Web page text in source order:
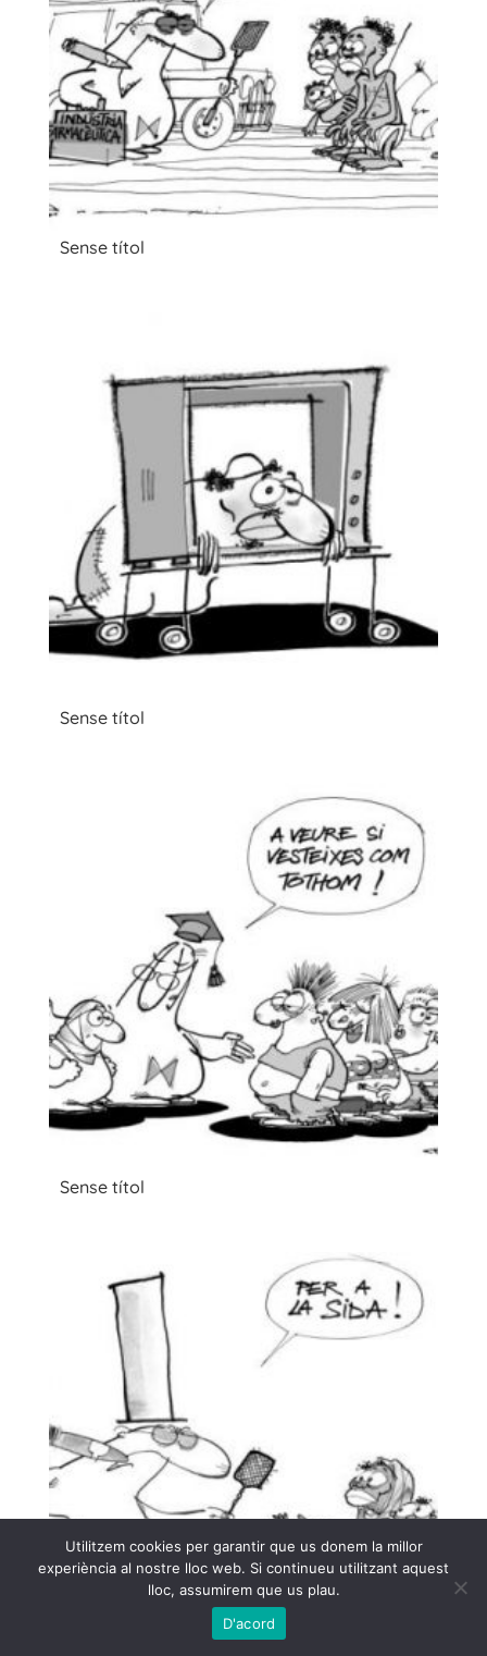
Sense títol
Sense títol
Sense títol
Utilitzem cookies per garantir que us donem la millor
experiència al nostre lloc web. Si continueu utilitzant aquest
lloc, assumirem que us plau.
D'acord